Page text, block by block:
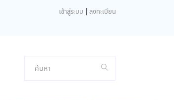
เข้าสู่ระบบ | ลงทะเบียน